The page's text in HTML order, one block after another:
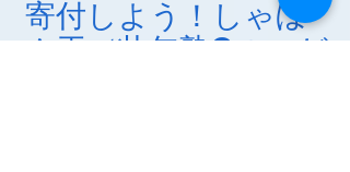
寄付しよう！しゃぼ
ん玉（壮年塾Gのつど